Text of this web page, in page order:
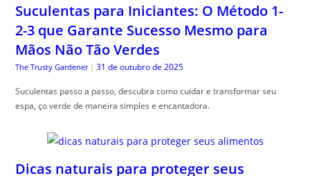
Suculentas para Iniciantes: O Método 1-
2-3 que Garante Sucesso Mesmo para
Mãos Não Tão Verdes
The Trusty Gardener | 31 de outubro de 2025
Suculentas passo a passo, descubra como cuidar e transformar seu
espa, ço verde de maneira simples e encantadora.
Dicas naturais para proteger seus